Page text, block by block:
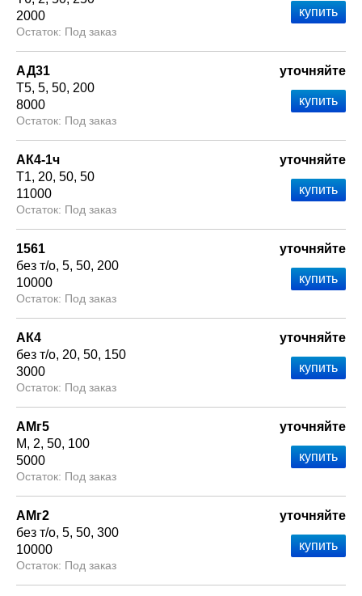
2000
Под заказ
АД31
Т5 5 50 200
8000
Под заказ
уточняйте
АК4-1ч
Т1 20 50 50
11000
Под заказ
уточняйте
1561
без т/о 5 50 200
10000
Под заказ
уточняйте
АК4
без т/о 20 50 150
3000
Под заказ
уточняйте
АМг5
М
2 50 100
5000
Под заказ
уточняйте
АМг2
без т/о 5 50 300
10000
Под заказ
уточняйте